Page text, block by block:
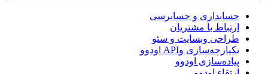
حسابداری و حسابرسی
ارتباط با مشتریان
طراحی وبسایت و سئو
یکپارچه‌سازی وAPI اودوو
پیاده‌سازی اودوو